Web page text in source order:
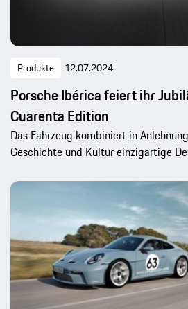
Produkte 12.07.2024
Porsche Ibérica feiert ihr
Cuarenta Edition
Das Fahrzeug kombiniert in
Geschichte und Kultur einzigartige